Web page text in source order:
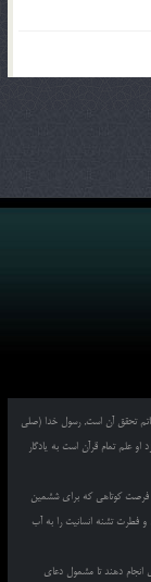
تحقق آن است, رسول خدا (صلی
علم تمام قرآن است به یادگار
فرصت کوتاهی که برای ششمین
فطرت تشنه انسانیت را به آب
دهند تا مشمول دعای